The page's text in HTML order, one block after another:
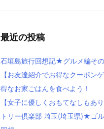
最近の投稿
石垣島旅行回想記★グルメ編その
【お友達紹介でお得なクーポン
得なお家ごはんを食べよう！
【女子に優しくおもてなしもあ
トリー倶楽部 埼玉(埼玉県)★ゴ